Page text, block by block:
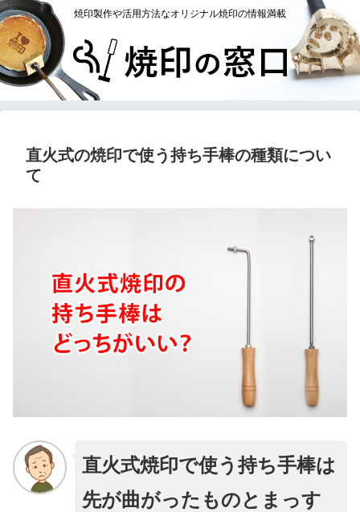
焼印製作や活用方法なオリジナル焼印の情報満載
直火式の焼印で使う持ち手棒の種類につい
て
直火式焼印で使う持ち手棒は
先が曲がったものとまっす